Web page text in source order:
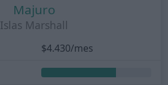
Majuro
Islas Marshall
$4.430/mes